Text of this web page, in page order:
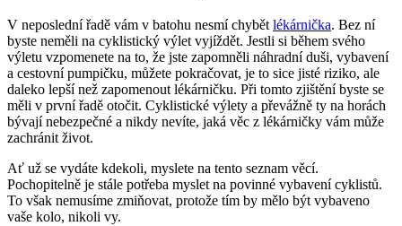
V neposlední řadě vám v batohu nesmí chybět lékárnička. Bez ní
byste neměli na cyklistický výlet vyjíždět. Jestli si během svého
výletu vzpomenete na to, že jste zapomněli náhradní duši, vybavení
a cestovní pumpičku, můžete pokračovat, je to sice jisté riziko, ale
daleko lepší než zapomenout lékárničku. Při tomto zjištění byste se
měli v první řadě otočit. Cyklistické výlety a převážně ty na horách
bývají nebezpečné a nikdy nevíte, jaká věc z lékárničky vám může
zachránit život.
Ať už se vydáte kdekoli, myslete na tento seznam věcí.
Pochopitelně je stále potřeba myslet na povinné vybavení cyklistů.
To však nemusíme zmiňovat, protože tím by mělo být vybaveno
vaše kolo, nikoli vy.